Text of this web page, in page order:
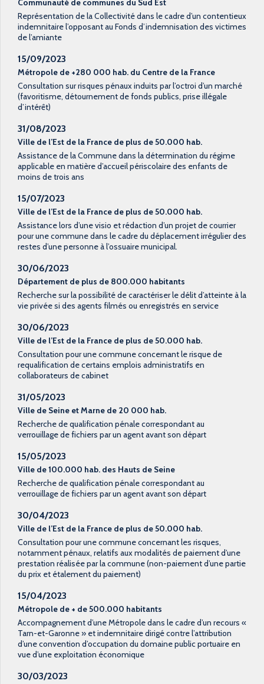
Communauté de communes du Sud Est
Représentation de la Collectivité dans le cadre d’un contentieux
indemnitaire l’opposant au Fonds d’indemnisation des victimes
de l’amiante
15/09/2023
Métropole de +280 000 hab. du Centre de la France
Consultation sur risques pénaux induits par l’octroi d’un marché
(favoritisme, détournement de fonds publics, prise illégale
d’intérêt)
31/08/2023
Ville de l’Est de la France de plus de 50.000 hab.
Assistance de la Commune dans la détermination du régime
applicable en matière d’accueil périscolaire des enfants de
moins de trois ans
15/07/2023
Ville de l’Est de la France de plus de 50.000 hab.
Assistance lors d’une visio et rédaction d’un projet de courrier
pour une commune dans le cadre du déplacement irrégulier des
restes d’une personne à l’ossuaire municipal.
30/06/2023
Département de plus de 800.000 habitants
Recherche sur la possibilité de caractériser le délit d’atteinte à la
vie privée si des agents filmés ou enregistrés en service
30/06/2023
Ville de l’Est de la France de plus de 50.000 hab.
Consultation pour une commune concernant le risque de
requalification de certains emplois administratifs en
collaborateurs de cabinet
31/05/2023
Ville de Seine et Marne de 20 000 hab.
Recherche de qualification pénale correspondant au
verrouillage de fichiers par un agent avant son départ
15/05/2023
Ville de 100.000 hab. des Hauts de Seine
Recherche de qualification pénale correspondant au
verrouillage de fichiers par un agent avant son départ
30/04/2023
Ville de l’Est de la France de plus de 50.000 hab.
Consultation pour une commune concernant les risques,
notamment pénaux, relatifs aux modalités de paiement d’une
prestation réalisée par la commune (non-paiement d’une partie
du prix et étalement du paiement)
15/04/2023
Métropole de + de 500.000 habitants
Accompagnement d’une Métropole dans le cadre d’un recours «
Tarn-et-Garonne » et indemnitaire dirigé contre l’attribution
d’une convention d’occupation du domaine public portuaire en
vue d’une exploitation économique
30/03/2023